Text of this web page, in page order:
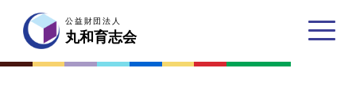
公益財団法人
丸和育志会
公益財団法人
丸和育志会